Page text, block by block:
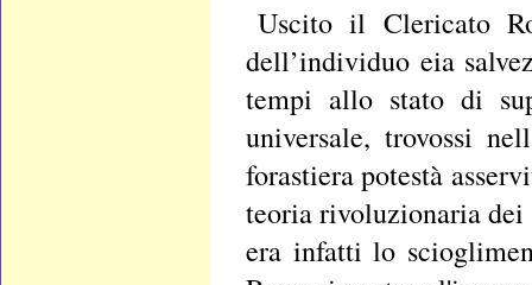
Uscito il Clericato
dell’individuo eia
tempi allo stato di
universale, trovossi
forastiera potestà
teoria rivoluzionaria
era infatti lo